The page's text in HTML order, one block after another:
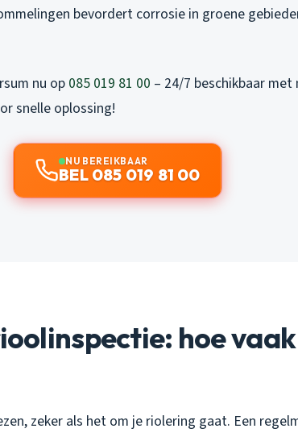
bevordert corrosie in groene
nu op085 019 81 00 – 24/7 beschikbaar met
snelle oplossing!
NU BEREIKBAAR
BEL 085 019 81 00
hoe
zeker als het om je riolering gaat. Een